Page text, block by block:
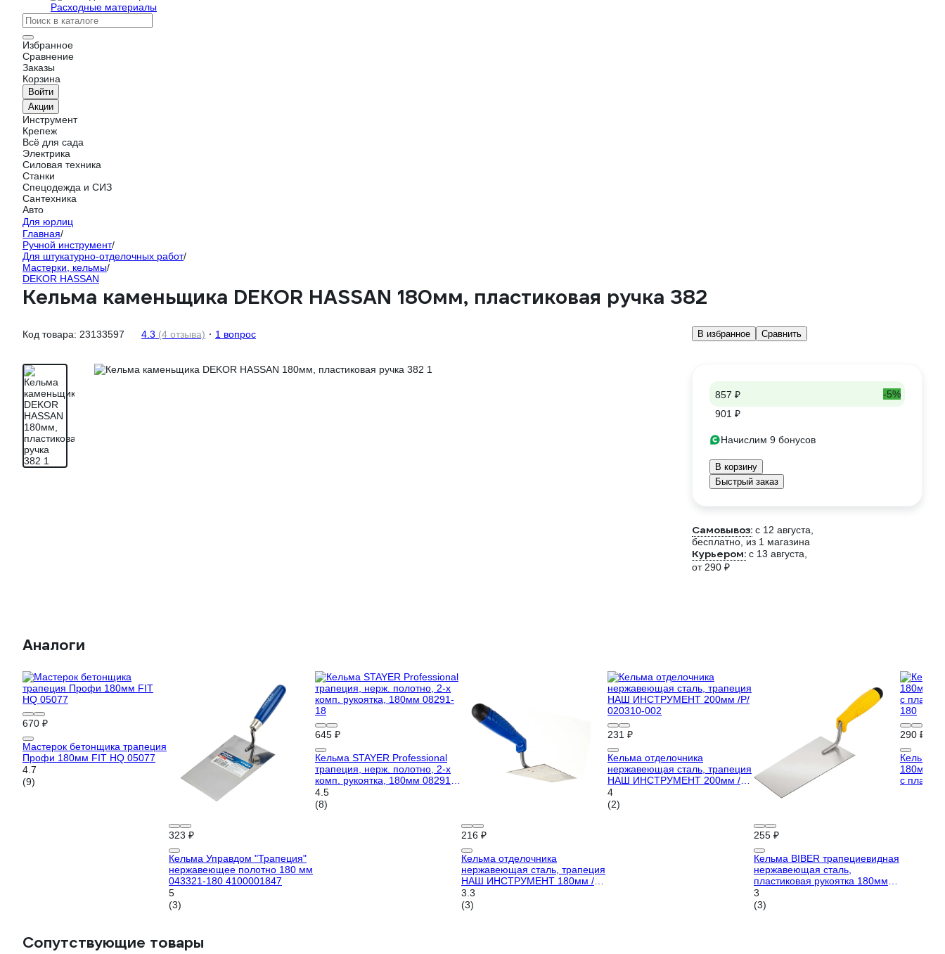
Расходные материалы
Избранное
Сравнение
Заказы
Корзина
Войти
Акции
Инструмент
Крепеж
Всё для сада
Электрика
Силовая техника
Станки
Спецодежда и СИЗ
Сантехника
Авто
Для юрлиц
Главная/
Ручной инструмент/
Для штукатурно-отделочных работ/
Мастерки, кельмы/
DEKOR HASSAN
Кельма каменьщика DEKOR HASSAN 180мм, пластиковая ручка 382
Код товара: 23133597 4.3 (4 отзыва) 1 вопрос В избранное Сравнить
857 ₽
-5%
901 ₽
Начислим 9 бонусов
В корзину
Быстрый заказ
Самовывоз: c 12 августа,
бесплатно , из 1 магазина
Курьером: c 13 августа,
от 290 ₽
Аналоги
670 ₽
Мастерок бетонщика трапеция
Профи 180мм FIT HQ 05077
4.7
(9)
323 ₽
Кельма Управдом "Трапеция"
нержавеющее полотно 180 мм
043321-180 4100001847
5
(3)
645 ₽
Кельма STAYER Professional
трапеция, нерж. полотно, 2-х
комп. рукоятка, 180мм 08291-
18
4.5
(8)
216 ₽
Кельма отделочника
нержавеющая сталь, трапеция
НАШ ИНСТРУМЕНТ 180мм /Р/
020310-006
3.3
(3)
231 ₽
Кельма отделочника
нержавеющая сталь, трапеция
НАШ ИНСТРУМЕНТ 200мм /Р/
020310-002
4
(2)
255 ₽
Кельма BIBER трапециевидная
нержавеющая сталь,
пластиковая рукоятка 180мм
тов-191422
3
(3)
290 ₽
Кельма
180мм
с
Сопутствующие товары